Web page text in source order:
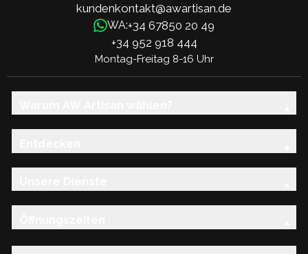
kundenkontakt@awartisan.de
WA:+34 67850 20 49
+34 952 918 444
Montag-Freitag 8-16 Uhr